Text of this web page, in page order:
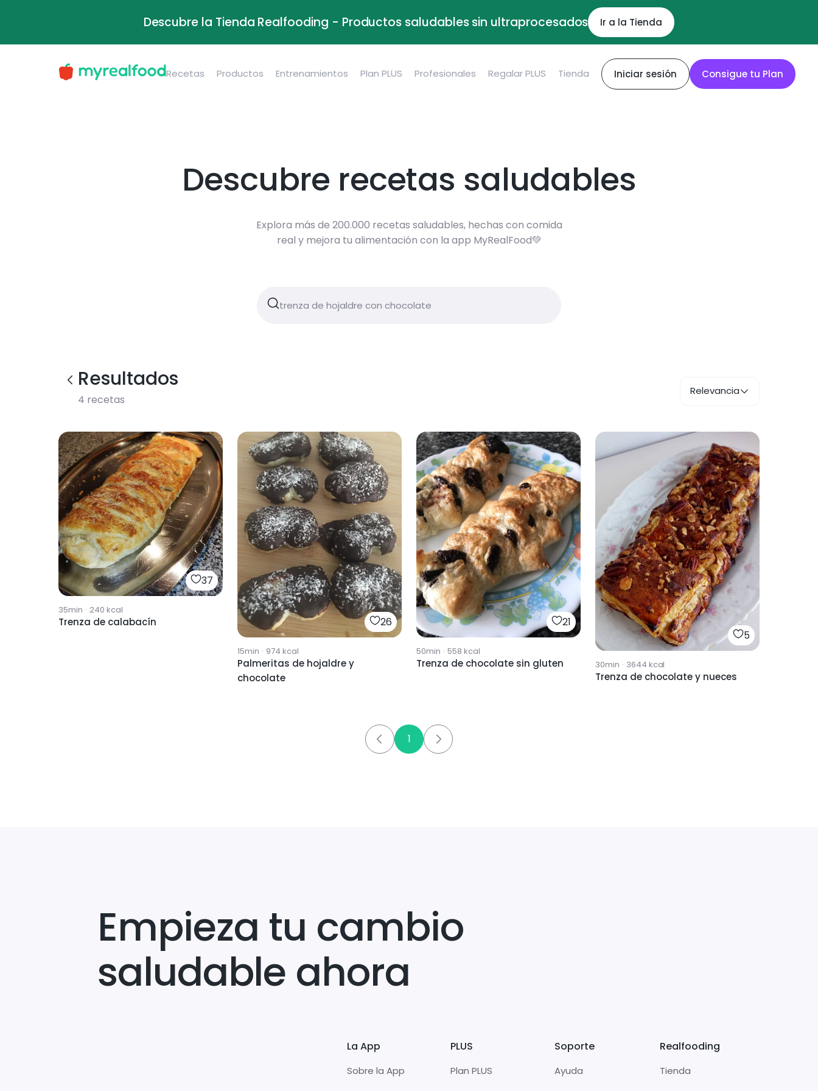
Descubre la Tienda Realfooding - Productos saludables sin ultraprocesados Ir a la Tienda
Recetas Productos Entrenamientos Plan PLUS Profesionales Regalar PLUS Tienda Iniciar sesión Consigue tu Plan
Descubre recetas saludables
Explora más de 200.000 recetas saludables, hechas con comida
real y mejora tu alimentación con la app MyRealFood💚
Resultados
4 recetas
Relevancia
37
35min · 240 kcal
Trenza de calabacín 26
15min · 974 kcal
Palmeritas de hojaldre y
chocolate
21
50min · 558 kcal
Trenza de chocolate sin gluten
5
30min · 3644 kcal
Trenza de chocolate y nueces
1
Empieza tu cambio
saludable ahora
La App
Sobre la App
PLUS
Plan PLUS
Soporte
Ayuda
Realfooding
Tienda